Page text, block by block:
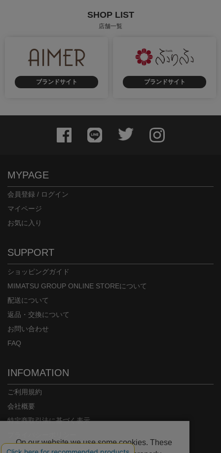
SHOP LIST
店舗一覧
ブランドサイト ブランドサイト
MYPAGE
会員登録 / ログイン
マイページ
お気に入り
SUPPORT
ショッピングガイド
MIMATSU GROUP ONLINE STOREについて
配送について
返品・交換について
お問い合わせ
FAQ
INFOMATION
ご利用規約
会社概要
特定商取引法に基づく表示
On our website we use some cookies. These